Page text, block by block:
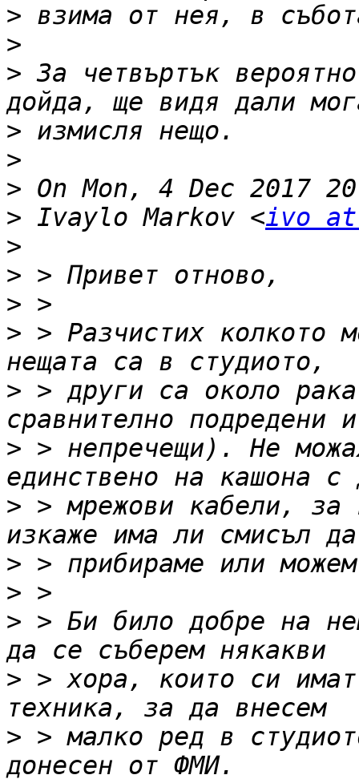
>
>
> За четвъртък
>
>
>
> Ivaylo Markov <ivo
>
>
>
> > Разчистих колкото
> > други са около
> > непречещи). Не
> > мрежови кабели, за
>
>
> > Би било добре на
> > хора, които си
> > малко ред в